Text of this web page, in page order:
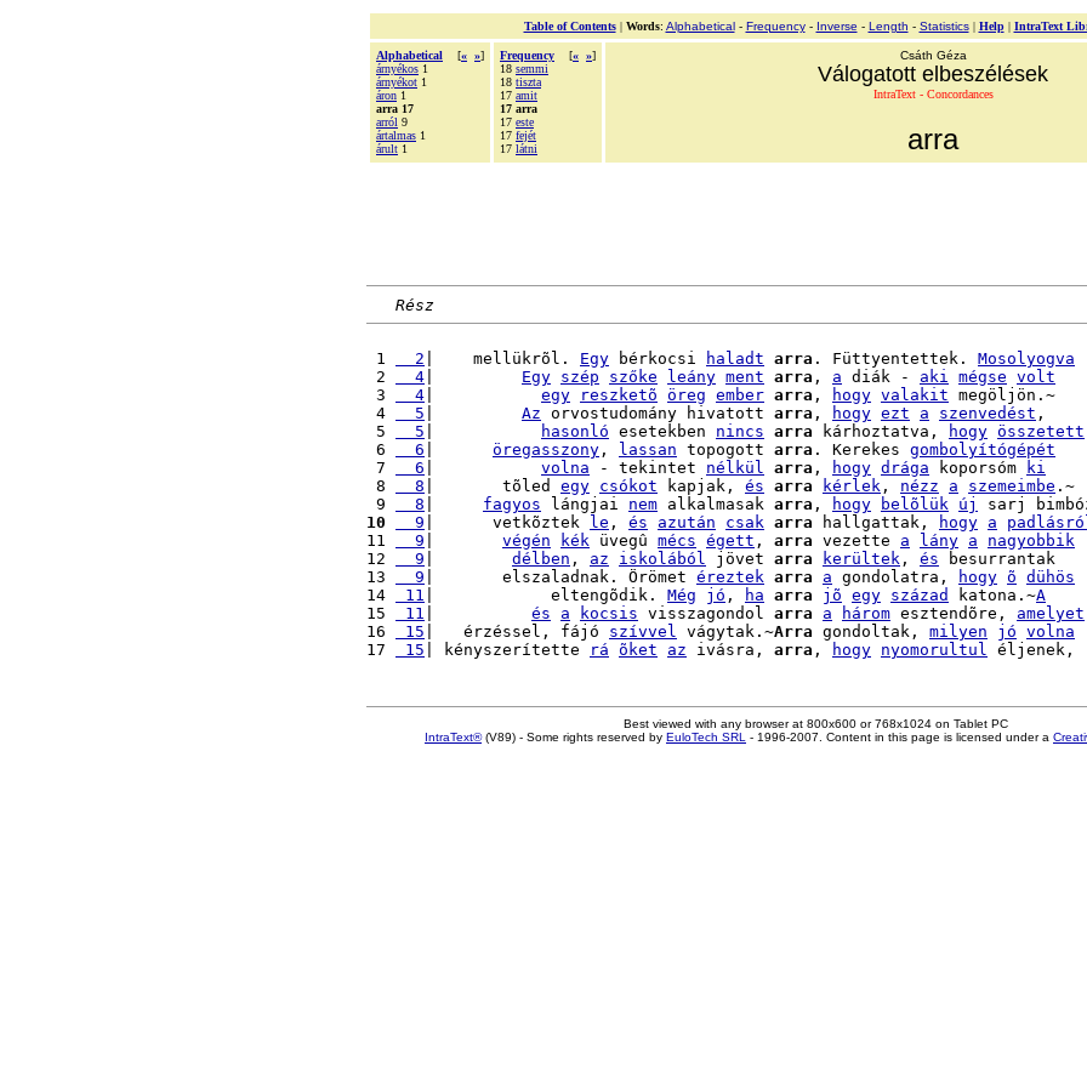
Table of Contents| Words: Alphabetical- Frequency- Inverse - Length - Statistics| Help| IntraText
Alphabetical [« »]
árnyékos 1
árnyékot 1
áron 1
arra 17
arról 9
ártalmas 1
árult 1
Frequency [« »]
18 semmi
18 tiszta
17 amit
17 arra
17 este
17 fejét
17 látni
Csáth Géza
Válogatott elbeszélések
IntraText - Concordances
arra
Rész
1
  2
|    mellükrõl. Egy bérkocsi haladt arra . Füttyentettek. Mosolyogva
2
  4
Egy szép szőke leány ment arra , a diák - aki mégse volt
3
  4
egy reszketõ öreg ember arra , hogy valakit megöljön.~
4
  5
Az orvostudomány hivatott arra , hogy ezt a szenvedést ,
5
  5
hasonló esetekben nincs arra kárhoztatva, hogy összetett
6
  6
öregasszony , lassan topogott arra . Kerekes gombolyítógépét
7
  6
volna - tekintet nélkül arra , hogy drága koporsóm
ki
8
  8
|       tõled egy csókot kapjak, és arra kérlek , nézz a szemeimbe .~
9
  8
fagyos lángjai nem alkalmasak arra , hogy belõlük új
10
  9
|      vetkõztek le , és azután csak arra hallgattak, hogy a
11
  9
végén kék üvegû mécs égett , arra vezette a lány a
nagyobbik
12
  9
délben , az iskolából jövet arra kerültek , és besurrantak
13
  9
|       elszaladnak. Örömet éreztek arra a gondolatra, hogy õ dühös
14
11 |            eltengõdik. Még jó , ha arra jõ egy század katona.~A
15
11 és a kocsis visszagondol arra a három esztendõre, amelyet
16
15 |   érzéssel, fájó szívvel vágytak.~Arra gondoltak, milyen jó volna
17
15 | kényszerítette rá õket az ivásra, arra , hogy nyomorultul
Best viewed with any browser at 800x600 or 768x1024 on Tablet PC
IntraText®(V89) - Some rights reserved by EuloTech SRL - 1996-2007. Content in this page is licensed under a